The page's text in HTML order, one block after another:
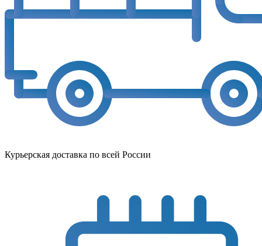
Курьерская доставка по всей России